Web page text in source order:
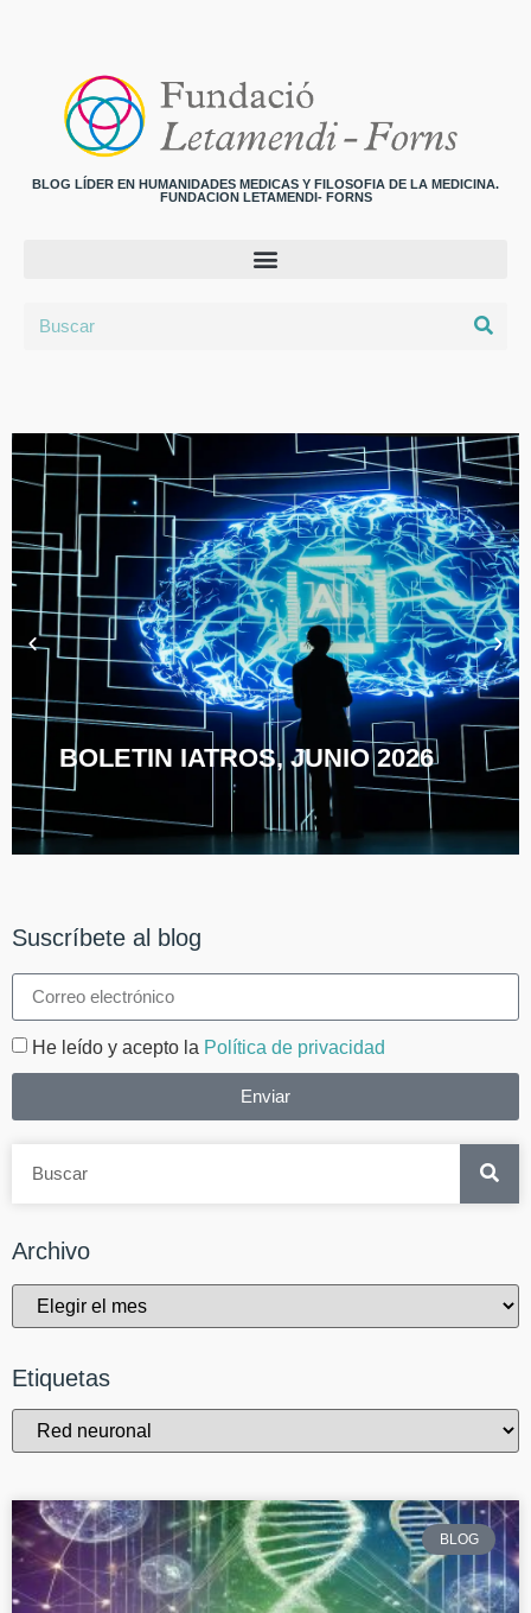
BLOG LÍDER EN HUMANIDADES MEDICAS Y FILOSOFIA DE LA MEDICINA.
FUNDACION LETAMENDI- FORNS
BOLETIN IATROS, JUNIO 2026
Suscríbete al blog
He leído y acepto la Política de privacidad
Enviar
Archivo
Etiquetas
BLOG